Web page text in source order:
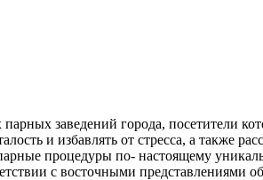
заведений города, посетители
и избавлять от стресса, а также
процедуры по- настоящему
с восточными представлениями